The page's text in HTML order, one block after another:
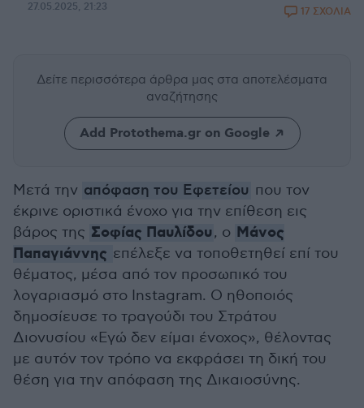
27.05.2025, 21:23 17 ΣΧΟΛΙΑ
Δείτε περισσότερα άρθρα μας στα αποτελέσματα
αναζήτησης
Add Protothema.gr on Google
Μετά την απόφαση του Εφετείου που τον
έκρινε οριστικά ένοχο για την επίθεση εις
βάρος της Σοφίας Παυλίδου, ο Μάνος
Παπαγιάννης επέλεξε να τοποθετηθεί επί του
θέματος, μέσα από τον προσωπικό του
λογαριασμό στο Instagram. Ο ηθοποιός
δημοσίευσε το τραγούδι του Στράτου
Διονυσίου «Εγώ δεν είμαι ένοχος», θέλοντας
με αυτόν τον τρόπο να εκφράσει τη δική του
θέση για την απόφαση της Δικαιοσύνης.